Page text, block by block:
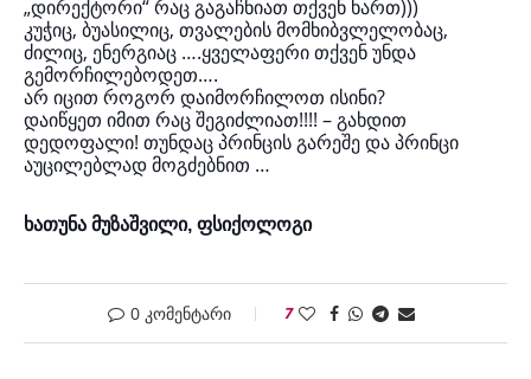
„დირექტორი“ რაც გაგაჩნიათ თქვენ ხართ)))
კუჭიც, ბუასილიც, თვალების მომხიბვლელობაც,
ძილიც, ენერგიაც ….ყველაფერი თქვენ უნდა
გემორჩილებოდეთ….
არ იცით როგორ დაიმორჩილოთ ისინი?
დაიწყეთ იმით რაც შეგიძლიათ!!!! – გახდით
დედოფალი! თუნდაც პრინცის გარეშე და პრინცი
აუცილებლად მოგძებნით …
ხათუნა მუზაშვილი, ფსიქოლოგი
0 კომენტარი 7